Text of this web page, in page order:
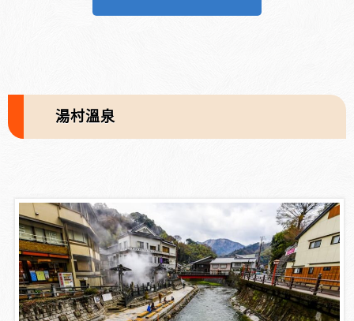
湯村溫泉